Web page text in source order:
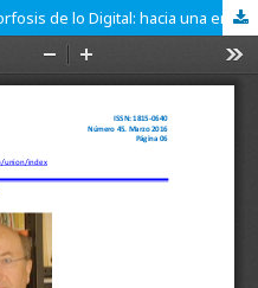
Teniendo en cuenta las metamorfosis de lo Digital: hacia una enfoque documental de la enseñanza